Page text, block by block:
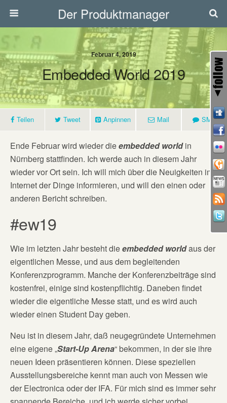
Der Produktmanager
Februar 4, 2019
Embedded World 2019
Teilen Tweet Anpinnen Mail SMS
Ende Februar wird wieder dieembedded worldin
Nürnberg stattfinden. Ich werde auch in diesem Jahr
wieder vor Ort sein. Ich will mich über die Neuigkeiten im
Internet der Dinge informieren, und will den einen oder
anderen Bericht schreiben.
#ew19
Wie im letzten Jahr besteht dieembedded worldaus der
eigentlichen Messe, und aus dem begleitenden
Konferenzprogramm. Manche der Konferenzbeiträge sind
kostenfrei, einige sind kostenpflichtig. Daneben findet
wieder die eigentliche Messe statt, und es wird auch
wieder einen Student Day geben.
Neu ist in diesem Jahr, daß neugegründete Unternehmen
eine eigene „Start-Up Arena“ bekommen, in der sie ihre
neuen Ideen präsentieren können. Diese speziellen
Ausstellungsbereiche kennt man auch von Messen wie
der Electronica oder der IFA. Für mich sind es immer sehr